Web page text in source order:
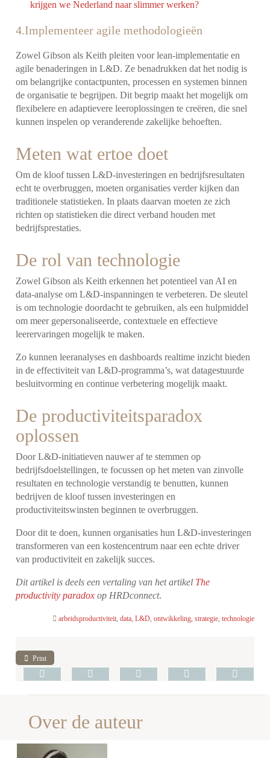
krijgen we Nederland naar slimmer werken?
4.Implementeer agile methodologieën
Zowel Gibson als Keith pleiten voor lean-implementatie en
agile benaderingen in L&D. Ze benadrukken dat het nodig is
om belangrijke contactpunten, processen en systemen binnen
de organisatie te begrijpen. Dit begrip maakt het mogelijk om
flexibelere en adaptievere leeroplossingen te creëren, die snel
kunnen inspelen op veranderende zakelijke behoeften.
Meten wat ertoe doet
Om de kloof tussen L&D-investeringen en bedrijfsresultaten
echt te overbruggen, moeten organisaties verder kijken dan
traditionele statistieken. In plaats daarvan moeten ze zich
richten op statistieken die direct verband houden met
bedrijfsprestaties.
De rol van technologie
Zowel Gibson als Keith erkennen het potentieel van AI en
data-analyse om L&D-inspanningen te verbeteren. De sleutel
is om technologie doordacht te gebruiken, als een hulpmiddel
om meer gepersonaliseerde, contextuele en effectieve
leerervaringen mogelijk te maken.
Zo kunnen leeranalyses en dashboards realtime inzicht bieden
in de effectiviteit van L&D-programma’s, wat datagestuurde
besluitvorming en continue verbetering mogelijk maakt.
De productiviteitsparadox
oplossen
Door L&D-initiatieven nauwer af te stemmen op
bedrijfsdoelstellingen, te focussen op het meten van zinvolle
resultaten en technologie verstandig te benutten, kunnen
bedrijven de kloof tussen investeringen en
productiviteitswinsten beginnen te overbruggen.
Door dit te doen, kunnen organisaties hun L&D-investeringen
transformeren van een kostencentrum naar een echte driver
van productiviteit en zakelijk succes.
Dit artikel is deels een vertaling van het artikel The
productivity paradoxop HRDconnect.
arbeidsproductiviteit, data, L&D, ontwikkeling, strategie, technologie
Print
Over de auteur